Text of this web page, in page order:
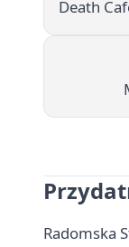
Death
Radomska